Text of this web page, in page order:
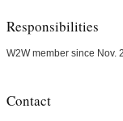
Responsibilities
W2W member since Nov.
Contact